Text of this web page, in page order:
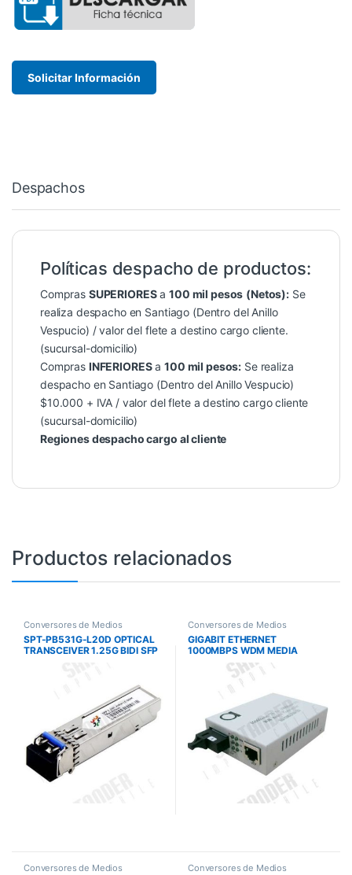
Solicitar Información
Despachos
Políticas despacho de productos:
Compras SUPERIORESa100 mil pesos (Netos): Se
realiza despacho en Santiago (Dentro del Anillo
Vespucio) / valor del flete a destino cargo cliente.
(sucursal-domicilio)
Compras INFERIORESa100 mil pesos: Se realiza
despacho en Santiago (Dentro del Anillo Vespucio)
$10.000 + IVA / valor del flete a destino cargo cliente
(sucursal-domicilio)
Regiones despacho cargo al cliente
Productos relacionados
Conversores de Medios
SPT-PB531G-L20D OPTICAL
TRANSCEIVER 1.25G BIDI SFP
Conversores de Medios
GIGABIT ETHERNET
1000MBPS WDM MEDIA
CONVERTER 20KM SC (TX =
1310NM) N/P AN-UMG130-
20Â Â Â Â Â Â Â Â
Conversores de Medios Conversores de Medios